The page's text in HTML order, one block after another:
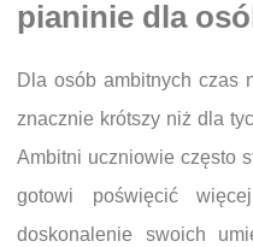
pianinie dla
Dla osób ambitnych czas
znacznie krótszy niż dla
Ambitni uczniowie często
gotowi poświęcić
doskonalenie swoich